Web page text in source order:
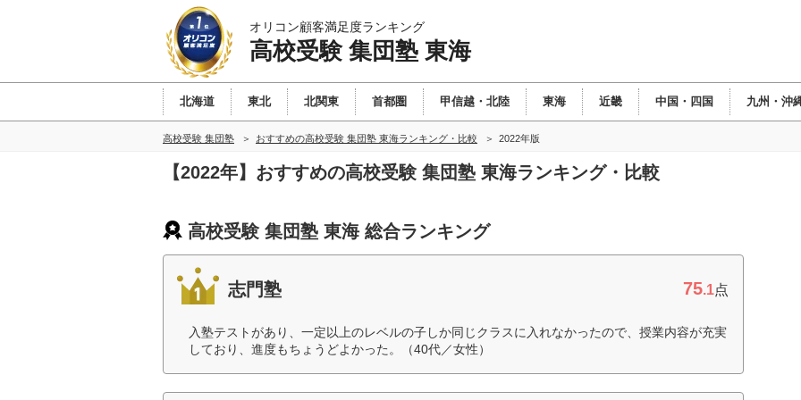
オリコン顧客満足度ランキング
高校受験 集団塾 東海
北海道 東北 北関東 首都圏 甲信越・北陸 東海 近畿 中国・四国 九州・沖
高校受験 集団塾 おすすめの高校受験 集団塾 東海ランキング・比較 2022年版
【2022年】おすすめの高校受験 集団塾 東海ランキング・比較
高校受験 集団塾 東海 総合ランキング
志門塾 75.1点
入塾テストがあり、一定以上のレベルの子しか同じクラスに入れなかったので、授業内容が充実
しており、進度もちょうどよかった。（40代／女性）